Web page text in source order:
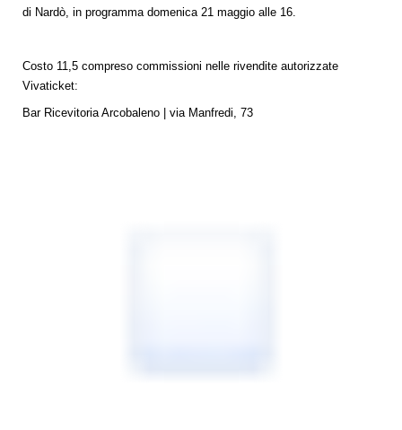
di Nardò, in programma domenica 21 maggio alle 16.
Costo 11,5 compreso commissioni nelle rivendite autorizzate
Vivaticket:
Bar Ricevitoria Arcobaleno | via Manfredi, 73